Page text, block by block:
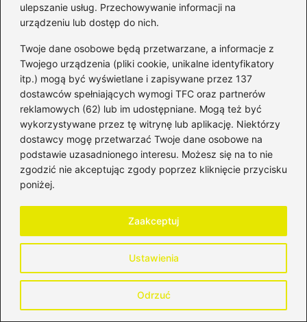
ulepszanie usług. Przechowywanie informacji na
urządzeniu lub dostęp do nich.
Twoje dane osobowe będą przetwarzane, a informacje z
Twojego urządzenia (pliki cookie, unikalne identyfikatory
itp.) mogą być wyświetlane i zapisywane przez 137
dostawców spełniających wymogi TFC oraz partnerów
reklamowych (62) lub im udostępniane. Mogą też być
wykorzystywane przez tę witrynę lub aplikację. Niektórzy
dostawcy mogę przetwarzać Twoje dane osobowe na
podstawie uzasadnionego interesu. Możesz się na to nie
zgodzić nie akceptując zgody poprzez kliknięcie przycisku
poniżej.
Ustawienia
Odrzuć
Zaakceptuj
Twój adres email nie zostanie opublikowany.
Wymagane pola są oznaczone*
Komentarz*
Adres email*